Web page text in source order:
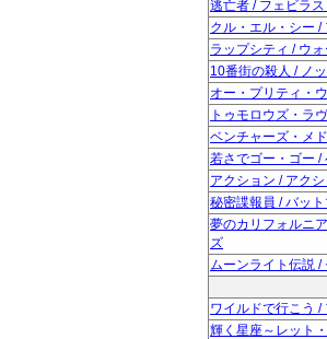
逃亡者 / フェビラ
クル・エル・シー
ラップシティ / ウ
10番街の殺人 / ノ
オー・プリティ・
トゥモロウズ・ラ
ベンチャーズ・メ
若さでゴー・ゴー /
アクション / アクシ
秘密諜報員 / バット
夢のカリフォルニ
ズ
ムーンライト伝説 /
ワイルドで行こう
輝く星座～レット